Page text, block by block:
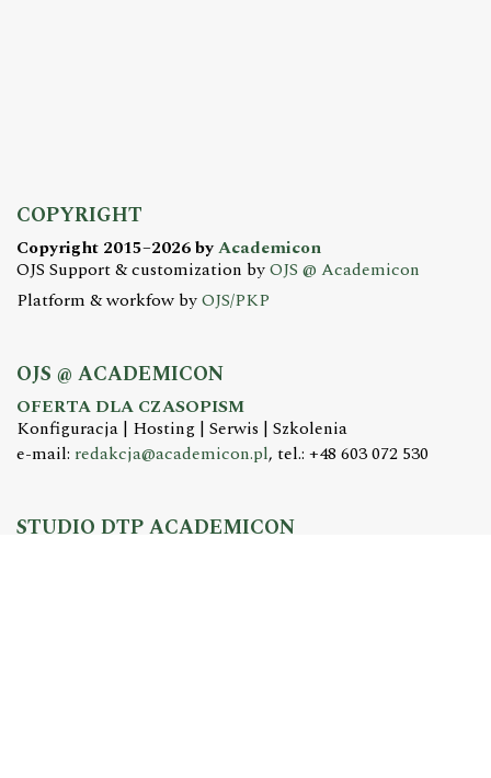
COPYRIGHT
Copyright 2015–2026 byAcademicon
OJS Support & customization byOJS @ Academicon
Platform & workfow byOJS/PKP
OJS @ ACADEMICON
OFERTA DLA CZASOPISM
Konfiguracja | Hosting | Serwis | Szkolenia
e-mail: redakcja@academicon.pl, tel.: +48 603 072 530
STUDIO DTP ACADEMICON